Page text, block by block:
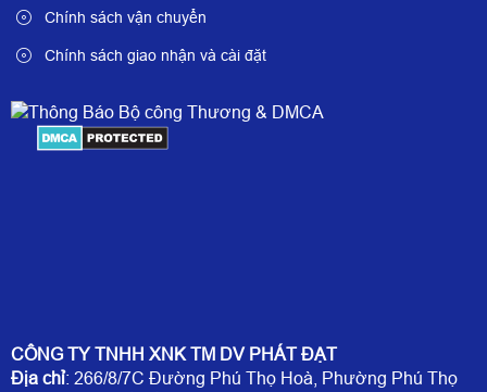
CÔNG TY TNHH XNK TM DV PHÁT ĐẠT
Địa chỉ: 266/8/7C Đường Phú Thọ Hoà, Phường Phú Thọ
Chính sách vận chuyển
Chính sách giao nhận và cài đặt